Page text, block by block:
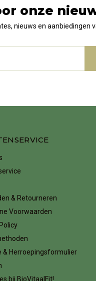
onze
nieuws en aanbiedingen
& Retourneren
Voorwaarden
& Herroepingsformulier
bij BioVitaalFit!